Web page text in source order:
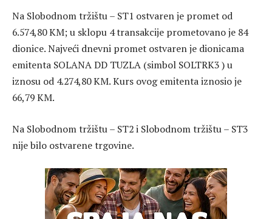
Na Slobodnom tržištu – ST1 ostvaren je promet od
6.574,80 KM; u sklopu 4 transakcije prometovano je 84
dionice. Najveći dnevni promet ostvaren je dionicama
emitenta SOLANA DD TUZLA (simbol SOLTRK3 ) u
iznosu od 4.274,80 KM. Kurs ovog emitenta iznosio je
66,79 KM.
Na Slobodnom tržištu – ST2 i Slobodnom tržištu – ST3
nije bilo ostvarene trgovine.